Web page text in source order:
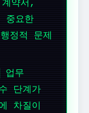
계약서,
중요한
정적 문제
업무
단계가
차질이